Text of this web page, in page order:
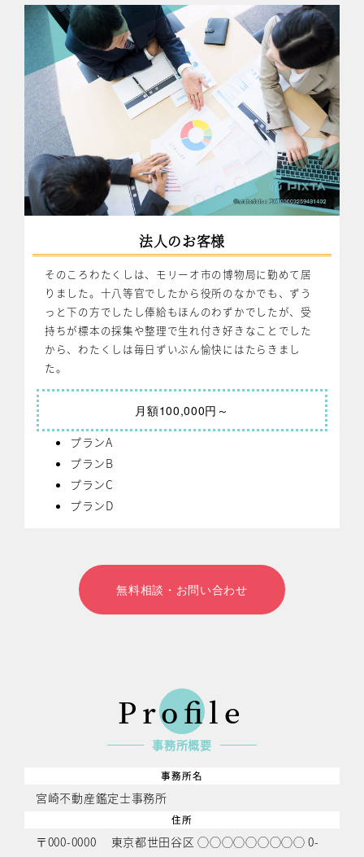
法人のお客様
そのころわたくしは、モリーオ市の博物局に勤めて居
りました。十八等官でしたから役所のなかでも、ずう
っと下の方でしたし俸給もほんのわずかでしたが、受
持ちが標本の採集や整理で生れ付き好きなことでした
から、わたくしは毎日ずいぶん愉快にはたらきまし
た。
月額100,000円～
プランA
プランB
プランC
プランD
無料相談・お問い合わせ
Proﬁle
事務所概要
事務所名
宮崎不動産鑑定士事務所
住所
〒000-0000 東京都世田谷区 ◯◯◯◯◯◯◯◯◯ 0-